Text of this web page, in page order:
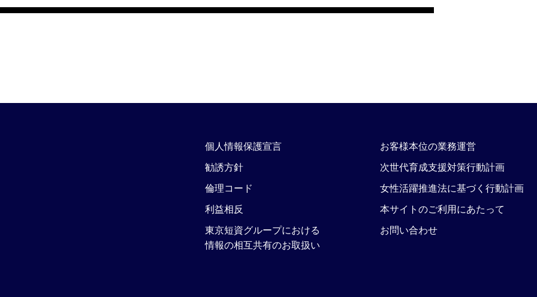
個人情報保護宣言
勧誘方針
倫理コード
利益相反
東京短資グループにおける
情報の相互共有のお取扱い
お客様本位の業務運営
次世代育成支援対策行動計画
女性活躍推進法に基づく行動計画
本サイトのご利用にあたって
お問い合わせ